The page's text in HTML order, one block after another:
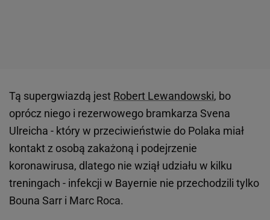
Tą supergwiazdą jest Robert Lewandowski, bo
oprócz niego i rezerwowego bramkarza Svena
Ulreicha - który w przeciwieństwie do Polaka miał
kontakt z osobą zakażoną i podejrzenie
koronawirusa, dlatego nie wziął udziału w kilku
treningach - infekcji w Bayernie nie przechodzili tylko
Bouna Sarr i Marc Roca.